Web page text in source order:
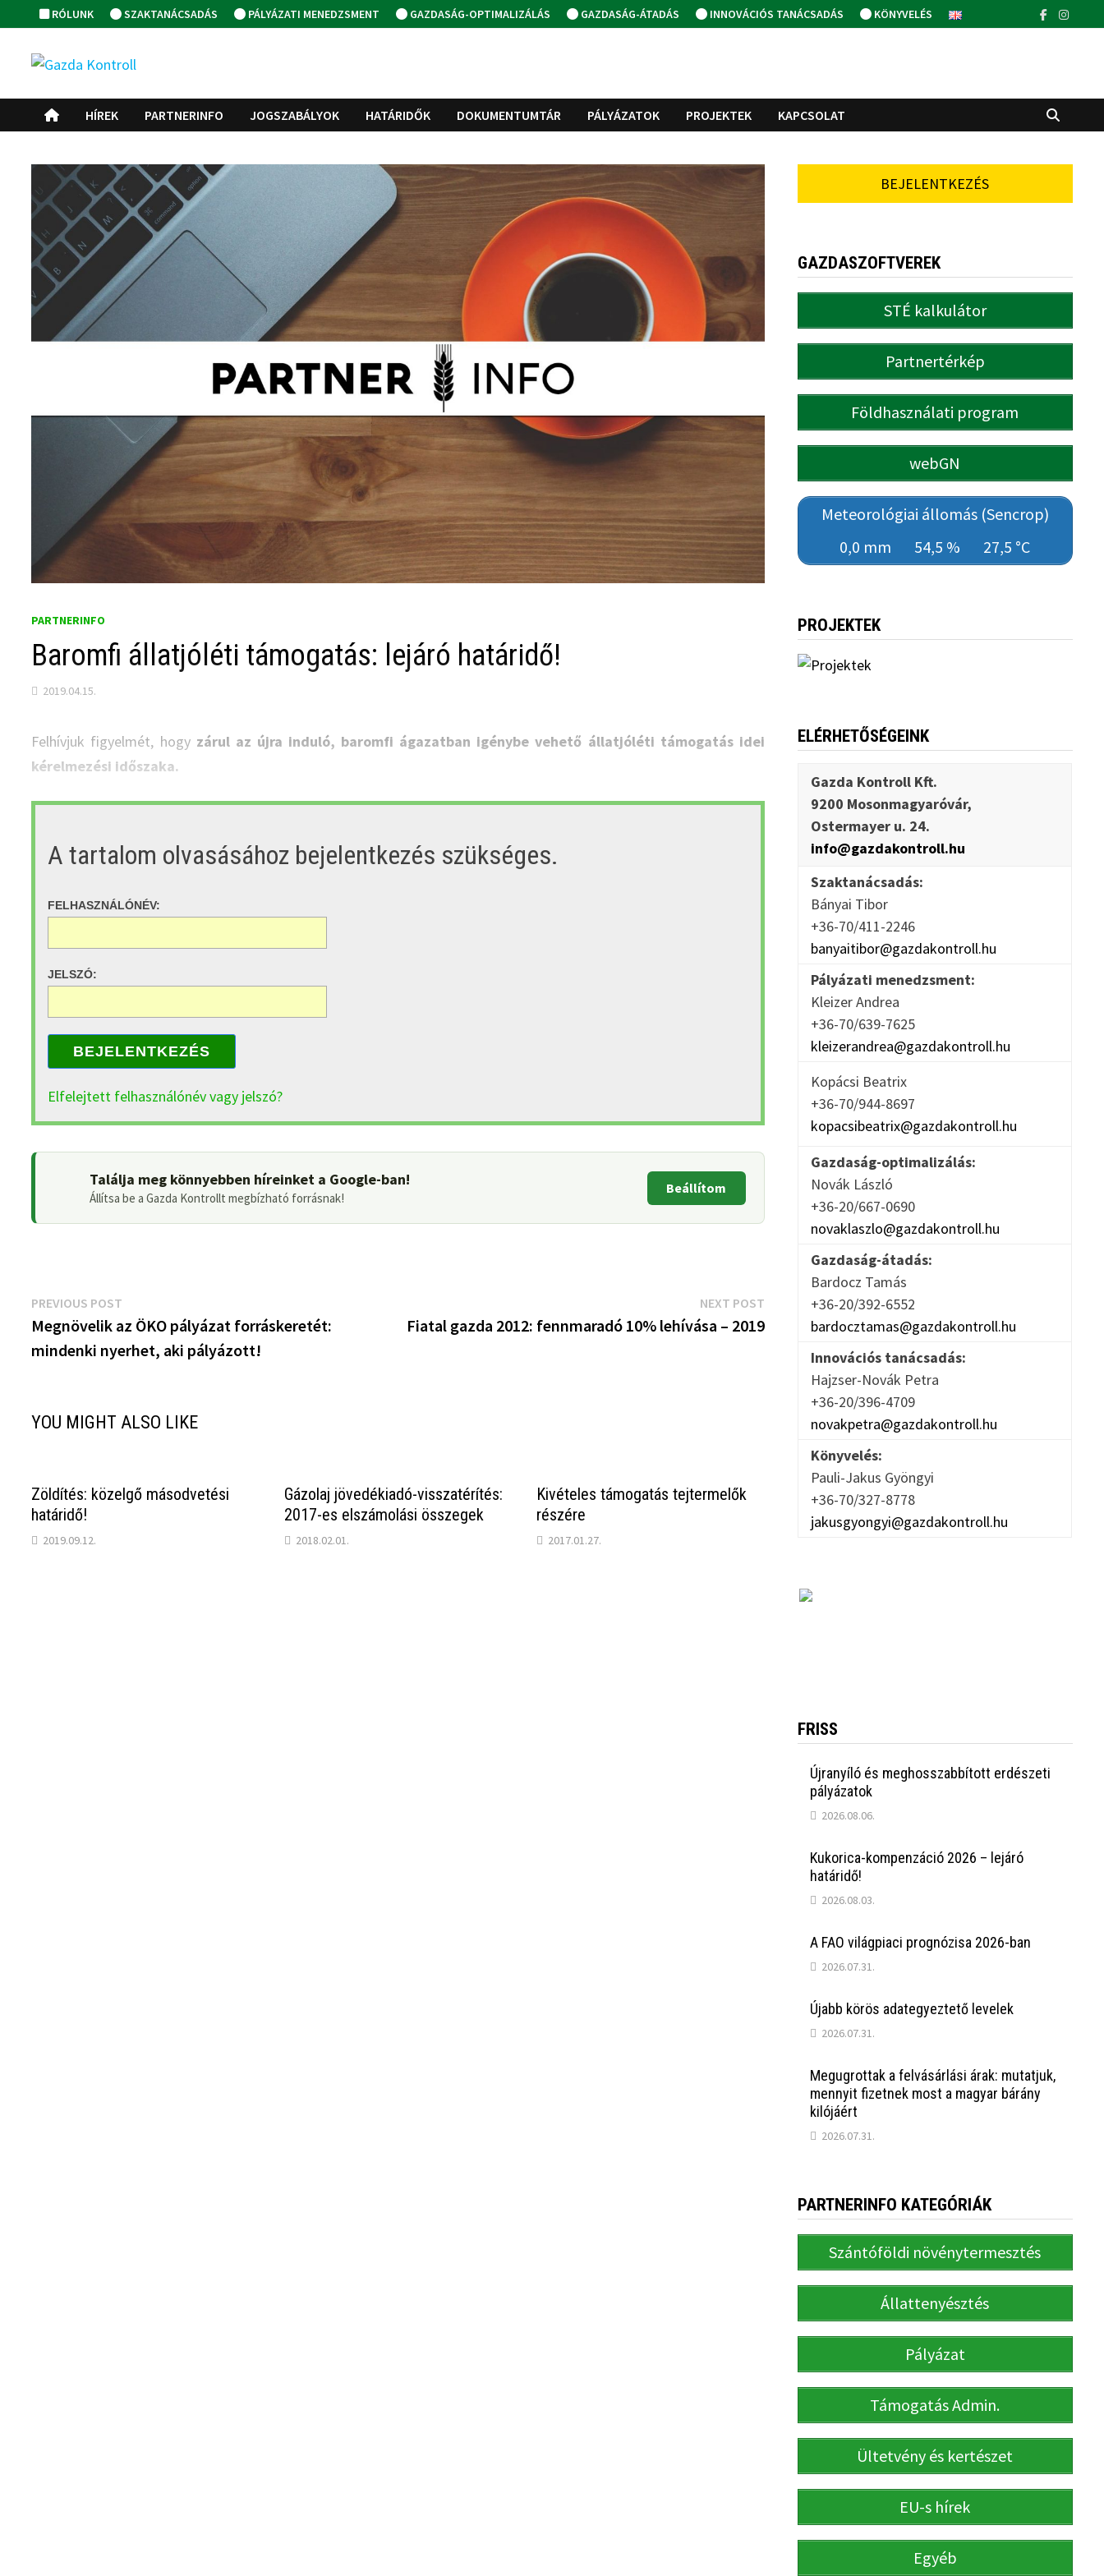
to
content
RÓLUNK SZAKTANÁCSADÁS PÁLYÁZATI MENEDZSMENT GAZDASÁG-OPTIMALIZÁLÁS GAZDASÁG-ÁTADÁS INNOVÁCIÓS TANÁCSADÁS KÖNYVELÉS
HÍREK PARTNERINFO JOGSZABÁLYOK HATÁRIDŐK DOKUMENTUMTÁR PÁLYÁZATOK PROJEKTEK KAPCSOLAT
PARTNERINFO
Baromfi állatjóléti támogatás: lejáró határidő!
2019.04.15.
Felhívjuk figyelmét, hogy zárul az újra induló, baromfi ágazatban igénybe vehető állatjóléti támogatás idei
kérelmezési időszaka.
A tartalom olvasásához bejelentkezés szükséges.
FELHASZNÁLÓNÉV:
JELSZÓ:
BEJELENTKEZÉS
Elfelejtett felhasználónév vagy jelszó?
Találja meg könnyebben híreinket a Google-ban!
Állítsa be a Gazda Kontrollt megbízható forrásnak!
Beállítom
Bejegyzés
navigáció
PREVIOUS POST
post:
Megnövelik az ÖKO pályázat forráskeretét:
mindenki nyerhet, aki pályázott!
NEXT POSTNext
post:
Fiatal gazda 2012: fennmaradó 10% lehívása – 2019
YOU MIGHT ALSO LIKE
Zöldítés: közelgő másodvetési
határidő!
2019.09.12.
Gázolaj jövedékiadó-visszatérítés:
2017-es elszámolási összegek
2018.02.01.
Kivételes támogatás tejtermelők
részére
2017.01.27.
BEJELENTKEZÉS
GAZDASZOFTVEREK
STÉ kalkulátor
Partnertérkép
Földhasználati program
webGN
Meteorológiai állomás (Sencrop)
0,0 mm
54,5 % 27,5 °C
PROJEKTEK
ELÉRHETŐSÉGEINK
Gazda Kontroll Kft.
9200 Mosonmagyaróvár,
Ostermayer u. 24.
info@gazdakontroll.hu
Szaktanácsadás:
Bányai Tibor
+36-70/411-2246
banyaitibor@gazdakontroll.hu
Pályázati menedzsment:
Kleizer Andrea
+36-70/639-7625
kleizerandrea@gazdakontroll.hu
Kopácsi Beatrix
+36-70/944-8697
kopacsibeatrix@gazdakontroll.hu
Gazdaság-optimalizálás:
Novák László
+36-20/667-0690
novaklaszlo@gazdakontroll.hu
Gazdaság-átadás:
Bardocz Tamás
+36-20/392-6552
bardocztamas@gazdakontroll.hu
Innovációs tanácsadás:
Hajzser-Novák Petra
+36-20/396-4709
novakpetra@gazdakontroll.hu
Könyvelés:
Pauli-Jakus Gyöngyi
+36-70/327-8778
jakusgyongyi@gazdakontroll.hu
FRISS
Újranyíló és meghosszabbított erdészeti
pályázatok
2026.08.06.
Kukorica-kompenzáció 2026 – lejáró
határidő!
2026.08.03.
A FAO világpiaci prognózisa 2026-ban
2026.07.31.
Újabb körös adategyeztető levelek
2026.07.31.
Megugrottak a felvásárlási árak: mutatjuk,
mennyit fizetnek most a magyar bárány
kilójáért
2026.07.31.
PARTNERINFO KATEGÓRIÁK
Szántóföldi növénytermesztés
Állattenyésztés
Pályázat
Támogatás Admin.
Ültetvény és kertészet
EU-s hírek
Egyéb